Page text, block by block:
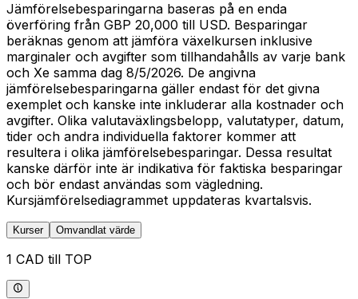
Jämförelsebesparingarna baseras på en enda
överföring från GBP 20,000 till USD. Besparingar
beräknas genom att jämföra växelkursen inklusive
marginaler och avgifter som tillhandahålls av varje bank
och Xe samma dag 8/5/2026. De angivna
jämförelsebesparingarna gäller endast för det givna
exemplet och kanske inte inkluderar alla kostnader och
avgifter. Olika valutaväxlingsbelopp, valutatyper, datum,
tider och andra individuella faktorer kommer att
resultera i olika jämförelsebesparingar. Dessa resultat
kanske därför inte är indikativa för faktiska besparingar
och bör endast användas som vägledning.
Kursjämförelsediagrammet uppdateras kvartalsvis.
Kurser Omvandlat värde
1 CAD till TOP